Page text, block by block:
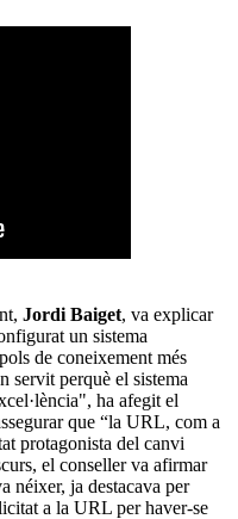
Jordi Baiget, va explicar
un sistema
de coneixement més
servit perquè el sistema
ha afegit el
que “la URL, com a
protagonista del canvi
el conseller va afirmar
néixer, ja destacava per
a la URL per haver-se